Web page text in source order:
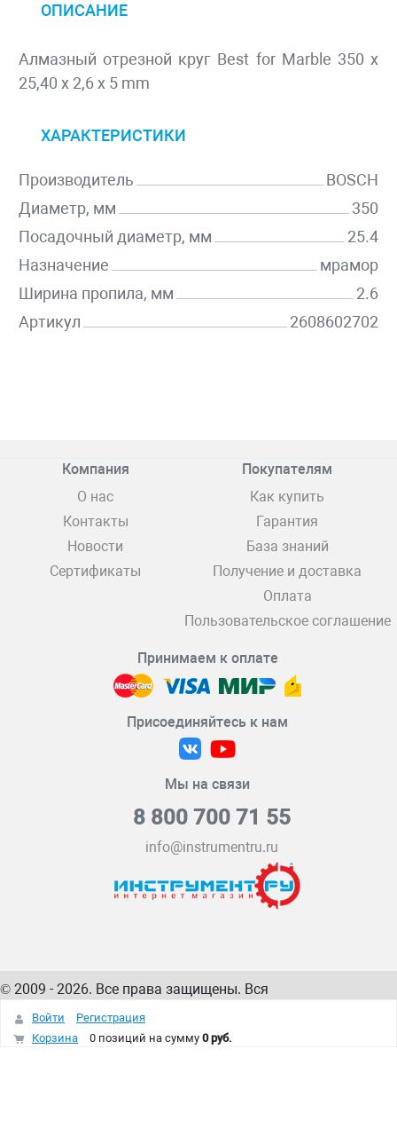
ОПИСАНИЕ
Алмазный отрезной круг Best for Marble 350 x
25,40 x 2,6 x 5 mm
ХАРАКТЕРИСТИКИ
Производитель
BOSCH
Диаметр, мм
350
Посадочный диаметр, мм
25.4
Назначение
мрамор
Ширина пропила, мм
2.6
Артикул
2608602702
Компания
О нас
Контакты
Новости
Сертификаты
Покупателям
Как купить
Гарантия
База знаний
Получение и доставка
Оплата
Пользовательское соглашение
Принимаем к оплате
Присоединяйтесь к нам
Мы на связи
8 800 700 71 55
info@instrumentru.ru
© 2009 - 2026. Все права защищены. Вся
информация на сайте – собственность
интернет-магазина
Войти
Регистрация
Корзина
0 позиций на сумму 0 руб.